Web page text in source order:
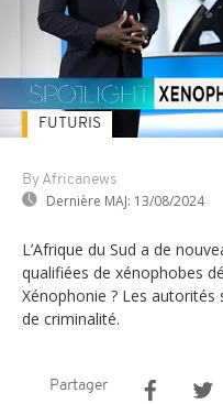
By Africanews
Dernière MAJ: 13/08/2024
FUTURIS
L’Afrique du Sud a de
qualifiées de xénophobes
Xénophonie ? Les
de criminalité.
Partager